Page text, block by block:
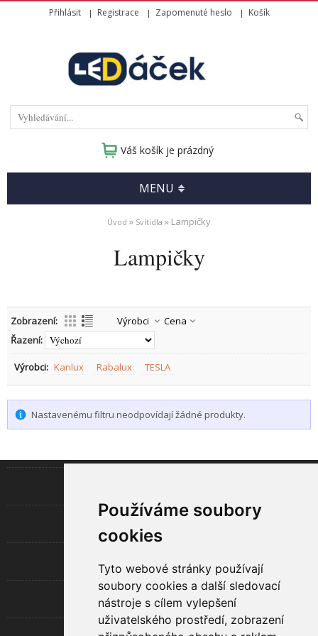
Používáme soubory
cookies
Tyto webové stránky používají
soubory cookies a další sledovací
nástroje s cílem vylepšení
uživatelského prostředí, zobrazení
Přihlásit Registrace Zapomenuté heslo Košík
Váš košík je prázdný
MENU
Úvod » Svítidla » Lampičky
Lampičky
Zobrazení: Výrobci
Cena
Řazení:
Výrobci: Kanlux Rabalux TESLA
Nastavenému filtru neodpovídají žádné produkty.
UŽITEČNÉ
O SPOLEČNOSTI